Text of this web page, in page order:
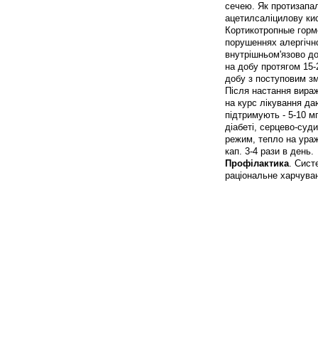
сечею. Як
ацетилсаліцилову
Кортикотропные
порушеннях
внутрішньом'язово
на добу протягом 15-
добу з поступовим
Після настання
на курс лікування
підтримують - 5-10
діабеті, серцево-
режим, тепло на
кап. 3-4 рази в день.
Профілактика.
раціональне